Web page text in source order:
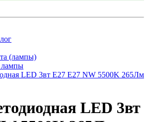
(лампы)
лампы
LED 3вт E27 E27 NW 5500K 265Лм
LED 3вт